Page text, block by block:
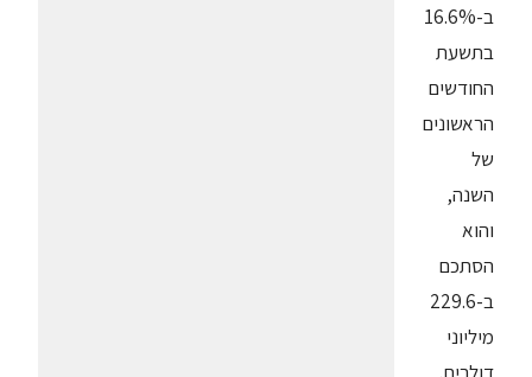
ב-16.6%
בתשעת
החודשים
הראשונים
של
השנה,
והוא
הסתכם
ב-229.6
מיליוני